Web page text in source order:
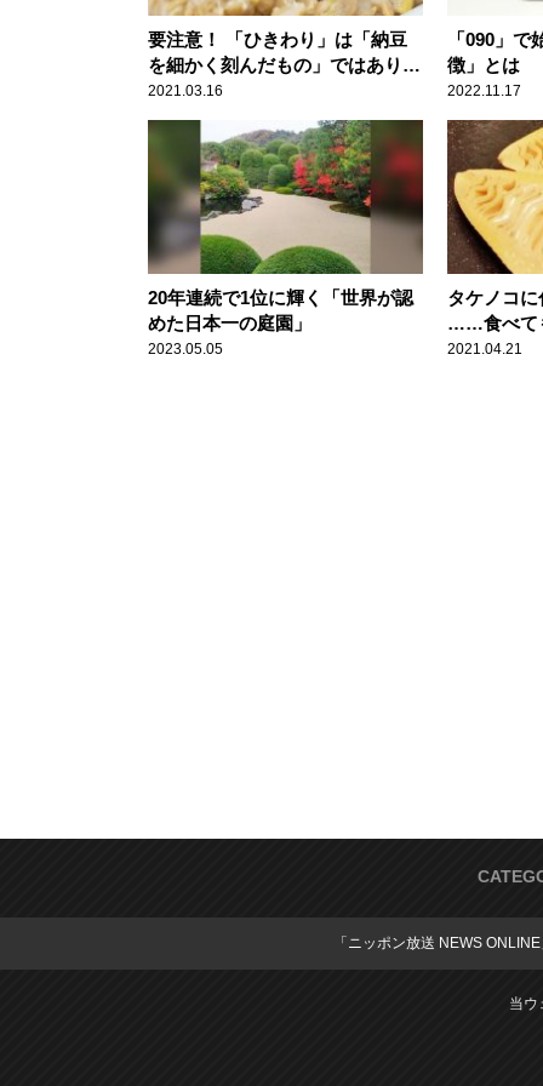
要注意！ 「ひきわり」は「納豆
を細かく刻んだもの」ではありま
せん
2021.03.16
「090」
徴」とは
2022.11.17
20年連続で1位に輝く「世界が認
めた日本一の庭園」
2023.05.05
タケノコ
……食べて
2021.04.21
「ニッポン放送 NEWS
当ウ